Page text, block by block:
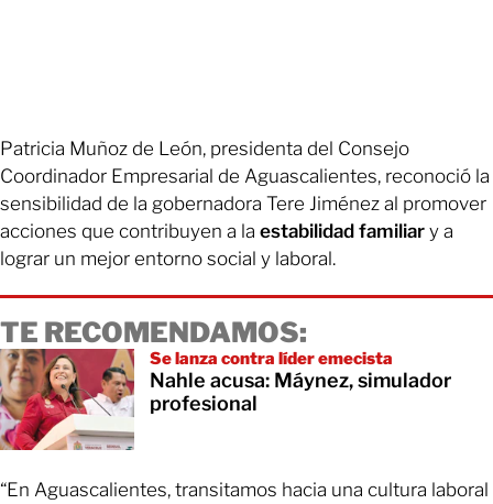
Patricia Muñoz de León, presidenta del Consejo
Coordinador Empresarial de Aguascalientes, reconoció la
sensibilidad de la gobernadora Tere Jiménez al promover
acciones que contribuyen a la estabilidad familiar y a
lograr un mejor entorno social y laboral.
TE RECOMENDAMOS:
Se lanza contra líder emecista
Nahle acusa: Máynez, simulador
profesional
“En Aguascalientes, transitamos hacia una cultura laboral